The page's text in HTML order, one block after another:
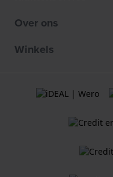
Over ons
Winkels